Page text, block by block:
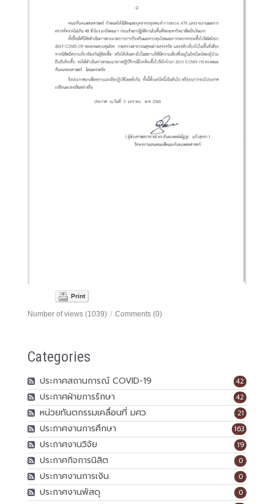
Print
Number of views (1039) / Comments (0)
Categories
42
ประกาศสถานการณ์ COVID-19
42
ประกาศฝ่ายการรักษา
21
หน่วยทันตกรรมเคลื่อนที่ มศว
163
ประกาศงานการศึกษา
19
ประกาศงานวิจัย
0
ประกาศกิจการนิสิต
0
ประกาศงานการเงิน
0
ประกาศงานพัสดุ